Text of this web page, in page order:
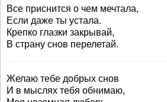
Все приснится о чем мечтала,
Если даже ты устала.
Крепко глазки закрывай,
В страну снов перелетай.
Желаю тебе добрых снов
И в мыслях тебя обнимаю,